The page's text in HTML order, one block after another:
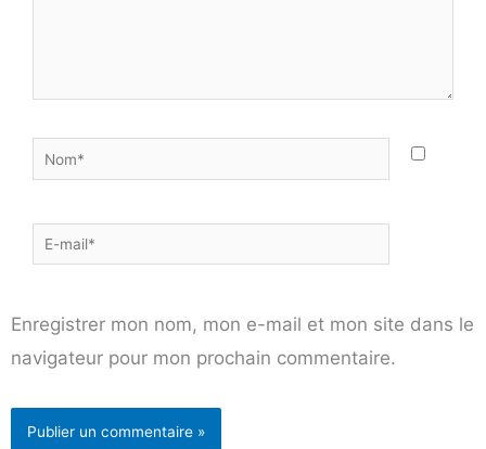
Nom*
E-
mail*
Enregistrer mon nom, mon e-mail et mon site dans le
navigateur pour mon prochain commentaire.